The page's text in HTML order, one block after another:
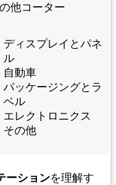
他コーター
ディスプレイとパネ
ル
自動車
パッケージングとラ
ベル
エレクトロニクス
その他
ーションを理解す